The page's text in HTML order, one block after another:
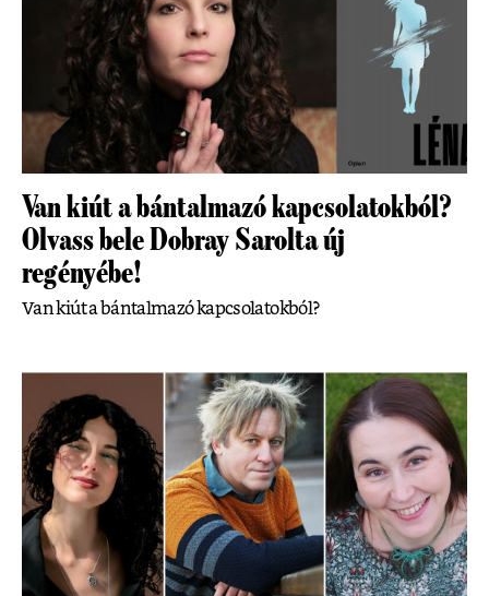
Van kiút a bántalmazó kapcsolatokból?
Olvass bele Dobray Sarolta új
regényébe!
Van kiút a bántalmazó kapcsolatokból?